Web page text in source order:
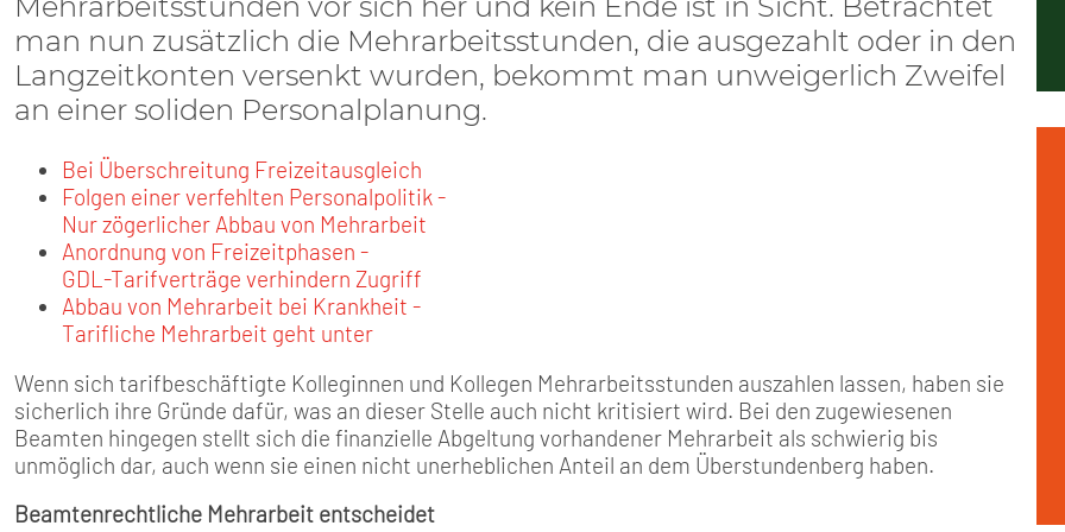
Positionen
Geschichte
Nord
Nord-Ost
Events & Termine
GDL-Jugend Winter (Ski-
Arbeitskreis Seniorenpolitik
TARIF
Schichtarbeit
Job-Ticket (DB AG)
Erhöhung des Entgeltes -
Berufshaftpflicht
Berufsrechtsschutz
Freizeit- und
Versichertenberater
Werbemittel
MITGLIEDSCHAFT
Mitgliedsbeiträge
PRESSE
man nun zusätzlich die Mehrarbeitsstunden, die ausgezahlt oder in den
Langzeitkonten versenkt wurden, bekommt man unweigerlich Zweifel
an einer soliden Personalplanung.
Bei Überschreitung Freizeitausgleich
Folgen einer verfehlten Personalpolitik -
Nur zögerlicher Abbau von Mehrarbeit
Anordnung von Freizeitphasen -
GDL-Tarifverträge verhindern Zugriff
Abbau von Mehrarbeit bei Krankheit -
Tarifliche Mehrarbeit geht unter
Wenn sich tarifbeschäftigte Kolleginnen und Kollegen Mehrarbeitsstunden auszahlen lassen, haben sie
sicherlich ihre Gründe dafür, was an dieser Stelle auch nicht kritisiert wird. Bei den zugewiesenen
Beamten hingegen stellt sich die finanzielle Abgeltung vorhandener Mehrarbeit als schwierig bis
unmöglich dar, auch wenn sie einen nicht unerheblichen Anteil an dem Überstundenberg haben.
Beamtenrechtliche Mehrarbeit entscheidet